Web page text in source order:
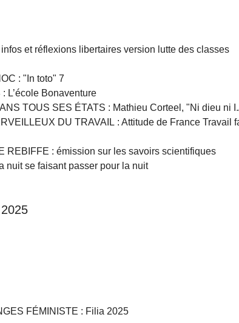
et réflexions libertaires version lutte des classes
: "In toto" 7
L’école Bonaventure
TOUS SES ÉTATS : Mathieu Corteel, "Ni dieu ni
DU TRAVAIL : Attitude de France Travail
REBIFFE : émission sur les savoirs scientifiques
nuit se faisant passer pour la nuit
FÉMINISTE : Filia 2025